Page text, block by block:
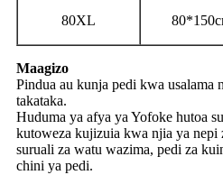
80XL
Maagizo
Pindua au kunja pedi kwa usalama
takataka.
Huduma ya afya ya Yofoke hutoa
kutoweza kujizuia kwa njia ya nepi
suruali za watu wazima, pedi za
chini ya pedi.